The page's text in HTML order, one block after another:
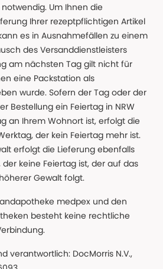
Um Ihnen die
Ihrer rezeptpflichtigen Artikel
es in Ausnahmefällen zu einem
des Versanddienstleisters
am nächsten Tag gilt nicht für
eine Packstation als
wurde. Sofern der Tag oder der
Bestellung ein Feiertag in NRW
an Ihrem Wohnort ist, erfolgt die
der kein Feiertag mehr ist.
erfolgt die Lieferung ebenfalls
keine Feiertag ist, der auf das
Gewalt folgt.
medpex und den
besteht keine rechtliche
verantwortlich: DocMorris N.V.,